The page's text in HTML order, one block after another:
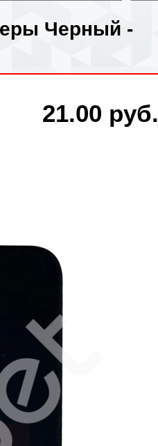
Черный -
21.00 руб.